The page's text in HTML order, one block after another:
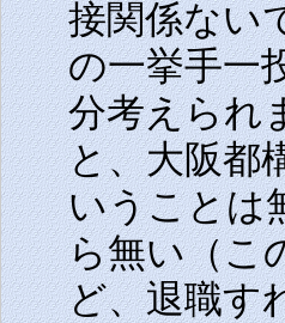
接関係ない
の一挙手一
分考えられ
と、大阪都
いうことは
ら無い（こ
ど、退職す